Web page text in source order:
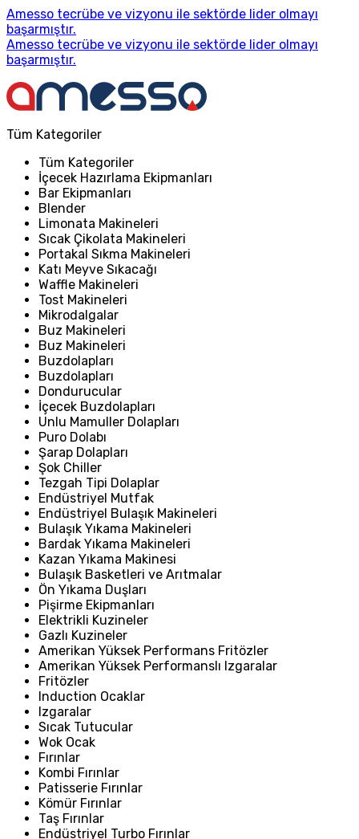
Amesso tecrübe ve vizyonu ile sektörde lider olmayı
başarmıştır.
Amesso tecrübe ve vizyonu ile sektörde lider olmayı
başarmıştır.
Tüm Kategoriler
Tüm Kategoriler
İçecek Hazırlama Ekipmanları
Bar Ekipmanları
Blender
Limonata Makineleri
Sıcak Çikolata Makineleri
Portakal Sıkma Makineleri
Katı Meyve Sıkacağı
Waffle Makineleri
Tost Makineleri
Mikrodalgalar
Buz Makineleri
Buz Makineleri
Buzdolapları
Buzdolapları
Dondurucular
İçecek Buzdolapları
Unlu Mamuller Dolapları
Puro Dolabı
Şarap Dolapları
Şok Chiller
Tezgah Tipi Dolaplar
Endüstriyel Mutfak
Endüstriyel Bulaşık Makineleri
Bulaşık Yıkama Makineleri
Bardak Yıkama Makineleri
Kazan Yıkama Makinesi
Bulaşık Basketleri ve Arıtmalar
Ön Yıkama Duşları
Pişirme Ekipmanları
Elektrikli Kuzineler
Gazlı Kuzineler
Amerikan Yüksek Performans Fritözler
Amerikan Yüksek Performanslı Izgaralar
Fritözler
Induction Ocaklar
Izgaralar
Sıcak Tutucular
Wok Ocak
Fırınlar
Kombi Fırınlar
Patisserie Fırınlar
Kömür Fırınlar
Taş Fırınlar
Endüstriyel Turbo Fırınlar